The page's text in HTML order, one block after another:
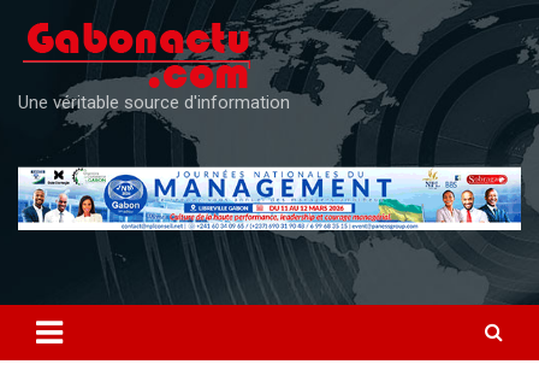
content
Une véritable source d'information